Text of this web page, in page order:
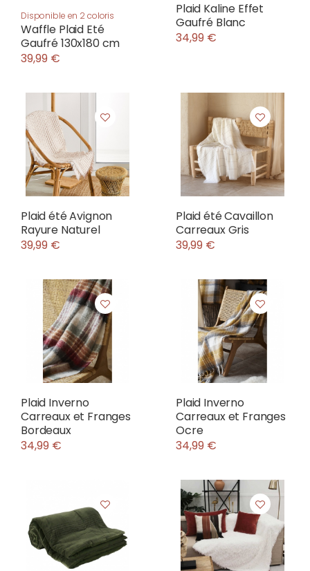
Disponible en 2 coloris
Waffle Plaid Eté
Gaufré 130x180 cm
39,99 €
Plaid Kaline Effet
Gaufré Blanc
34,99 €
Plaid été Avignon
Rayure Naturel
39,99 €
Plaid été Cavaillon
Carreaux Gris
39,99 €
Plaid Inverno
Carreaux et Franges
Bordeaux
34,99 €
Plaid Inverno
Carreaux et Franges
Ocre
34,99 €